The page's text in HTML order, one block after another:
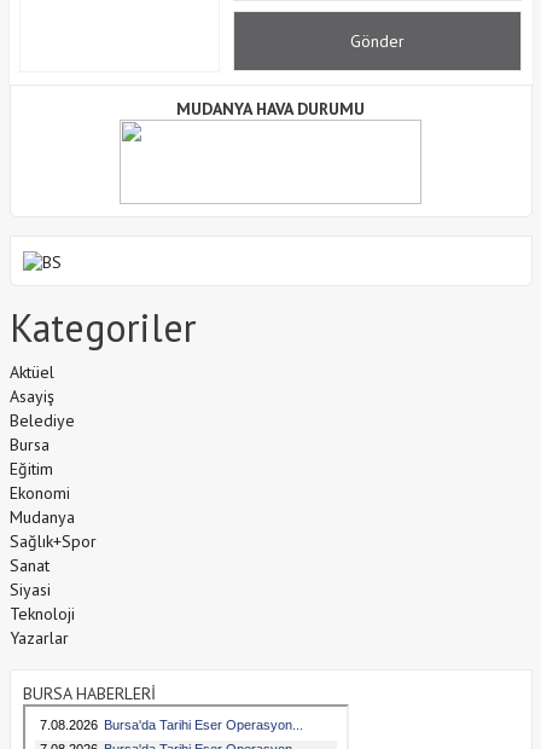
MUDANYA HAVA DURUMU
Kategoriler
Aktüel
Asayiş
Belediye
Bursa
Eğitim
Ekonomi
Mudanya
Sağlık+Spor
Sanat
Siyasi
Teknoloji
Yazarlar
BURSA HABERLERİ